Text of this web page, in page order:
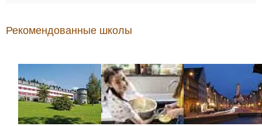
Рекомендованные школы